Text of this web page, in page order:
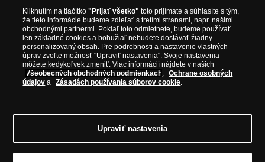
autentickosti.
Kliknutím na tlačítko"Prijať všetko" toto prijímate a súhlasíte s tým,
že tieto informácie budeme zdieľať s tretími stranami, napr. našimi
obchodnými partnermi. Pokiaľ toto odmietnete, budeme používať
len základné cookies a bohužiaľ nebudete dostávať žiadny
personalizovaný obsah. Pre podrobnosti a nastavenie vlastných
úprav zvoľte možnosť "Upraviť nastavenia". Svoje nastavenia
môžete kedykoľvek zmeniť. Viac informácií nájdete v našich
Všeobecných obchodných podmienkach ,
Ochrane osobných
údajov a Zásadách používania súborov cookie.
Upraviť nastavenia